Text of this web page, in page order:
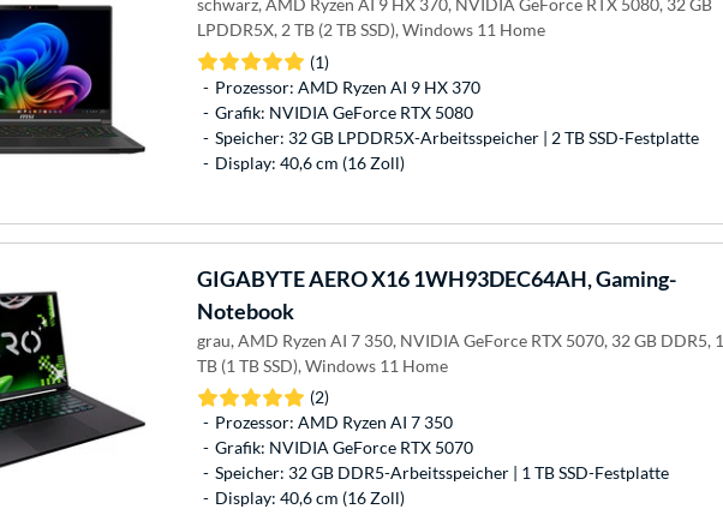
LPDDR5X, 2 TB (2 TB SSD), Windows 11 Home
(1)
Prozessor: AMD Ryzen AI 9 HX 370
Grafik: NVIDIA GeForce RTX 5080
Speicher: 32 GB LPDDR5X-Arbeitsspeicher | 2 TB SSD-Festplatte
Display: 40,6 cm (16 Zoll)
GIGABYTEAERO X16 1WH93DEC64AH, Gaming-
Notebook
grau, AMD Ryzen AI 7 350, NVIDIA GeForce RTX 5070, 32 GB DDR5, 1
TB (1 TB SSD), Windows 11 Home
(2)
Prozessor: AMD Ryzen AI 7 350
Grafik: NVIDIA GeForce RTX 5070
Speicher: 32 GB DDR5-Arbeitsspeicher | 1 TB SSD-Festplatte
Display: 40,6 cm (16 Zoll)